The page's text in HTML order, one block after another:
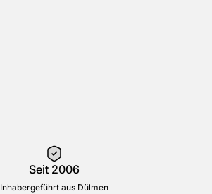
Seit 2006
Inhabergeführt aus Dülmen